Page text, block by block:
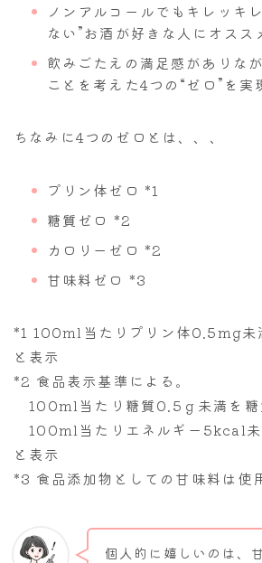
ノンアルコールでもキレッキ
ない”お酒が好きな人にオスス
飲みごたえの満足感がありな
ことを考えた4つの“ゼロ”を実
ちなみに4つのゼロとは、、、
プリン体ゼロ *1
糖質ゼロ *2
カロリーゼロ *2
甘味料ゼロ *3
*1 100ml当たりプリン体0.5mg未
と表示
*2 食品表示基準による。
100ml当たり糖質0.5ｇ未満を糖
100ml当たりエネルギー5kcal未
と表示
*3 食品添加物としての甘味料は使
個人的に嬉しいのは、